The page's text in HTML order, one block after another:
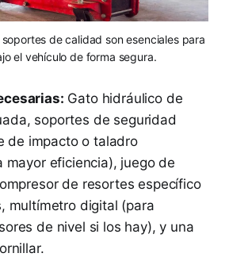
de calidad son esenciales para
el vehículo de forma segura.
Gato hidráulico de
soportes de seguridad
de impacto o taladro
mayor eficiencia), juego de
de resortes específico
multímetro digital (para
de nivel si los hay), y una